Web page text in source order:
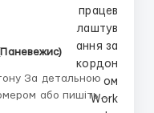
або пишіть